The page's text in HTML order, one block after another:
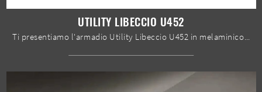
UTILITY LIBECCIO U452
Ti presentiamo l'armadio Utility Libeccio U452 in melaminico di Moretti Compact Giorno Notte! Una ricca gamma di armadi a muro con ante battenti.